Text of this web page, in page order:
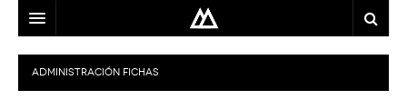
ARQUITECTO
LOCALIZACIÓN
ADMINISTRACIÓN FICHAS